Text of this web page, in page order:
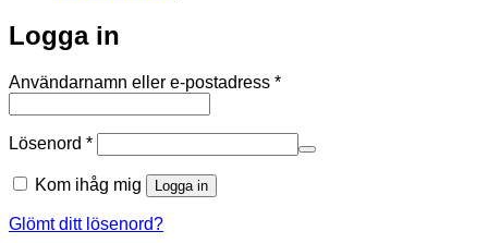
Logga in
Användarnamn eller e-postadress *Obligatoriskt
Lösenord *Obligatoriskt
Kom ihåg mig Logga in
Glömt ditt lösenord?